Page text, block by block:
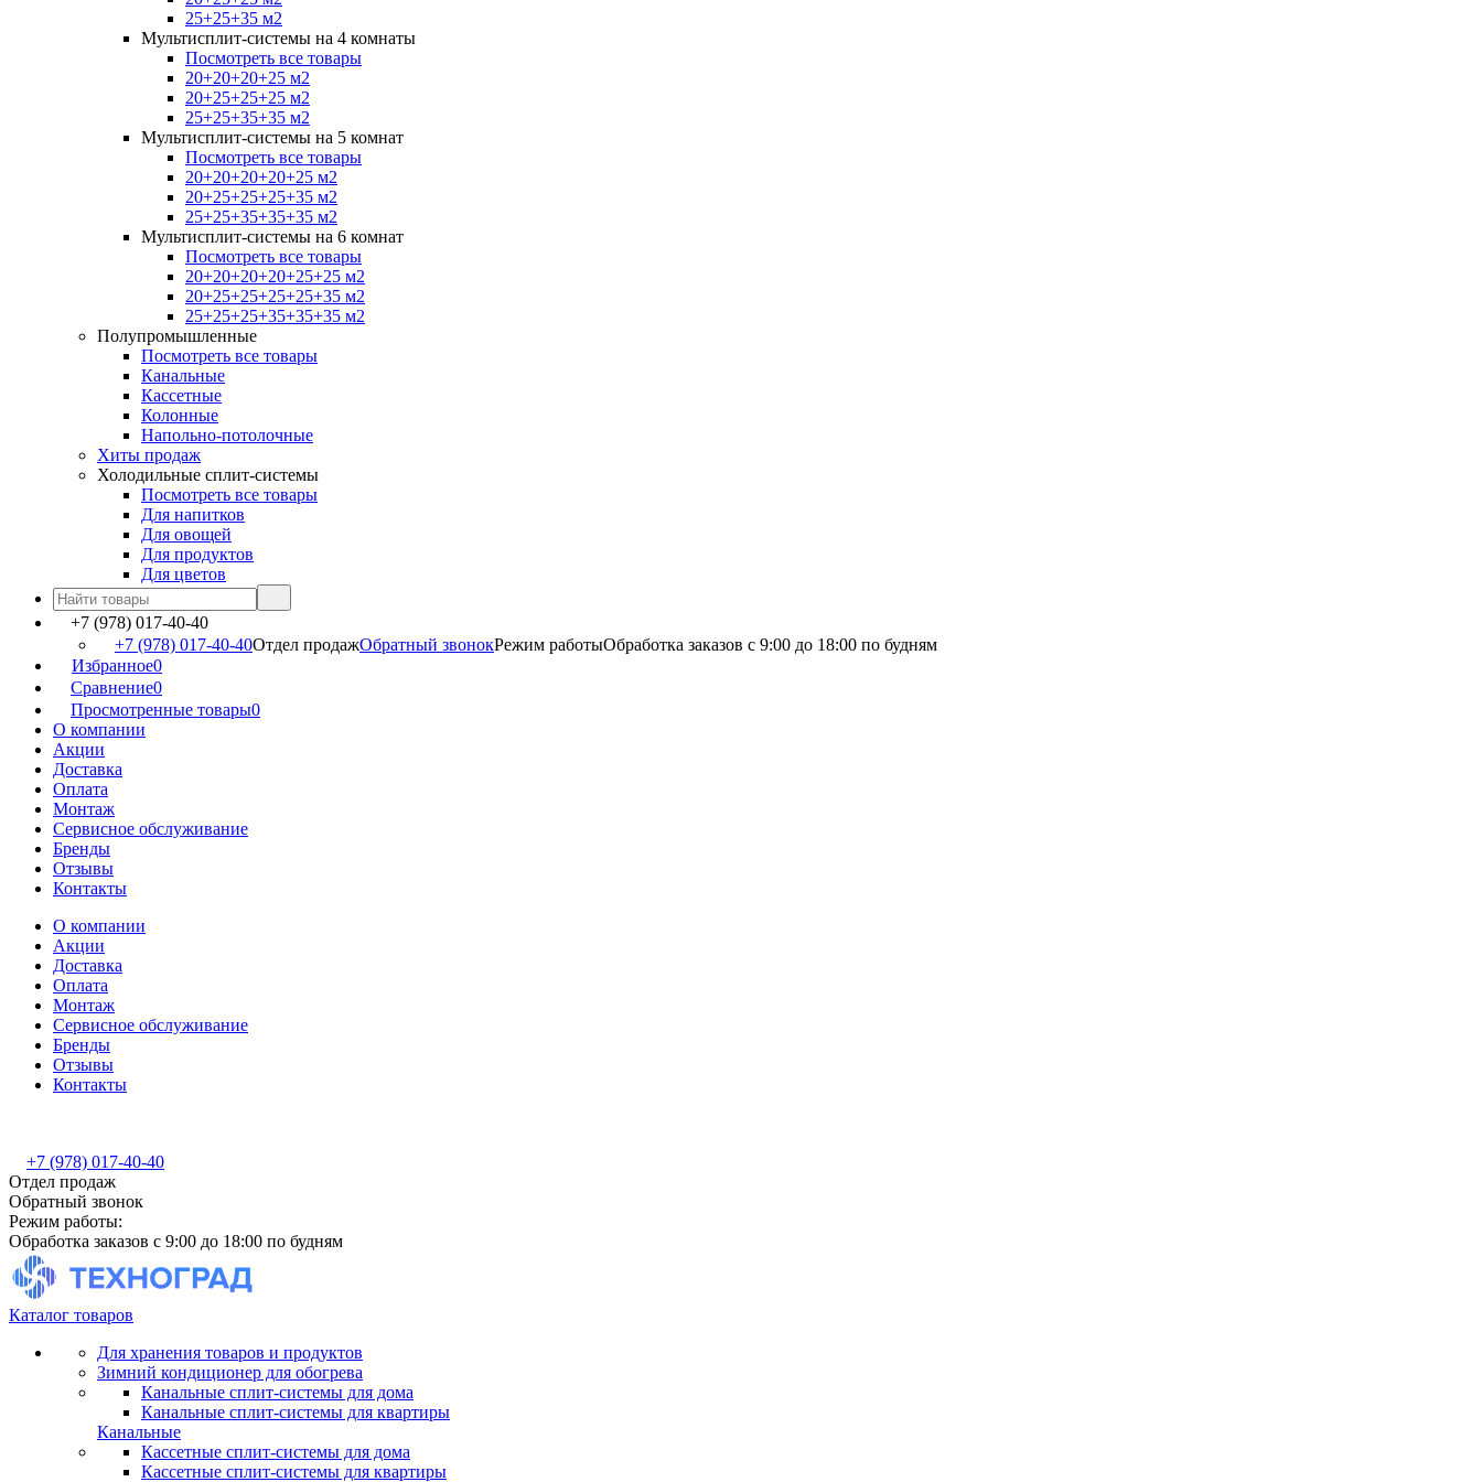
25+25+35 м2
Мультисплит-системы на 4 комнаты
Посмотреть все товары
20+20+20+25 м2
20+25+25+25 м2
25+25+35+35 м2
Мультисплит-системы на 5 комнат
Посмотреть все товары
20+20+20+20+25 м2
20+25+25+25+35 м2
25+25+35+35+35 м2
Мультисплит-системы на 6 комнат
Посмотреть все товары
20+20+20+20+25+25 м2
20+25+25+25+25+35 м2
25+25+25+35+35+35 м2
Полупромышленные
Посмотреть все товары
Канальные
Кассетные
Колонные
Напольно-потолочные
Хиты продаж
Холодильные сплит-системы
Посмотреть все товары
Для напитков
Для овощей
Для продуктов
Для цветов
+7 (978) 017-40-40
+7 (978) 017-40-40Отдел продажОбратный звонокРежим работыОбработка заказов с 9:00 до 18:00 по будням
Избранное0
Сравнение0
Просмотренные товары0
О компании
Акции
Доставка
Оплата
Монтаж
Сервисное обслуживание
Бренды
Отзывы
Контакты
О компании
Акции
Доставка
Оплата
Монтаж
Сервисное обслуживание
Бренды
Отзывы
Контакты
+7 (978) 017-40-40
Отдел продаж
Обратный звонок
Режим работы:
Обработка заказов с 9:00 до 18:00 по будням
Каталог товаров
Для хранения товаров и продуктов
Зимний кондиционер для обогрева
Канальные сплит-системы для дома
Канальные сплит-системы для квартиры
Канальные
Кассетные сплит-системы для дома
Кассетные сплит-системы для квартиры